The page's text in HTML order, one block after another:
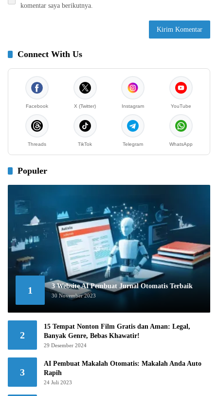
komentar saya berikutnya.
Connect With Us
Facebook X (Twitter) Instagram YouTube
Threads TikTok Telegram WhatsApp
Populer
1 3 Website AI Pembuat Jurnal Otomatis Terbaik
30 November 2023
2
15 Tempat Nonton Film Gratis dan Aman: Legal,
Banyak Genre, Bebas Khawatir!
29 Desember 2024
3
AI Pembuat Makalah Otomatis: Makalah Anda Auto
Rapih
24 Juli 2023